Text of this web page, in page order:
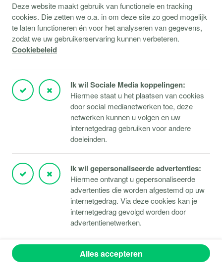
info@masugro.nl
3905 KW Veenendaal
Snel navigeren
Plan direct een videoafspraak
Oplossingen
Producten & diensten
Deze website maakt gebruik van functionele en tracking
cookies. Die zetten we o.a. in om deze site zo goed mogelijk
te laten functioneren én voor het analyseren van gegevens,
zodat we uw gebruikerservaring kunnen verbeteren.
Cookiebeleid
Ik wil Sociale Media koppelingen:
Hiermee staat u het plaatsen van cookies
door social medianetwerken toe, deze
netwerken kunnen u volgen en uw
internetgedrag gebruiken voor andere
doeleinden.
Ik wil gepersonaliseerde advertenties:
Hiermee ontvangt u gepersonaliseerde
advertenties die worden afgestemd op uw
internetgedrag. Via deze cookies kan je
internetgedrag gevolgd worden door
advertentienetwerken.
Alles accepteren